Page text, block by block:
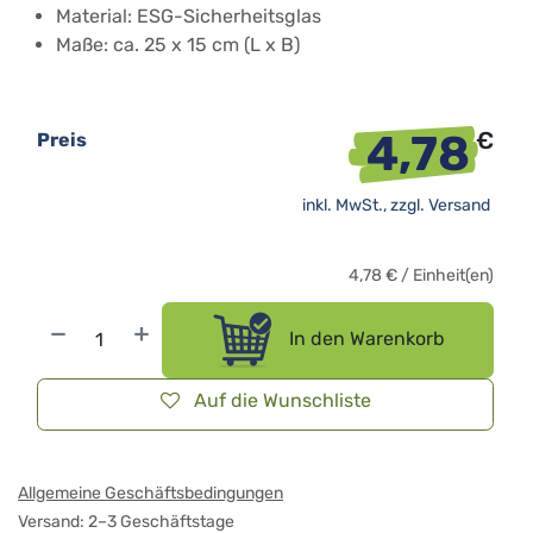
Material: ESG-Sicherheitsglas
Maße: ca. 25 x 15 cm (L x B)
In den Warenkorb
Auf die Wunschliste
Preis 4,78€
inkl. MwSt., zzgl. Versand
4,78 € / Einheit(en)
Allgemeine Geschäftsbedingungen
Versand: 2–3 Geschäftstage